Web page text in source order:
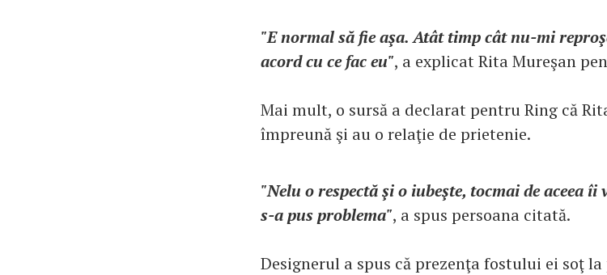
"E normal să fie aşa. Atât timp cât nu-mi
acord cu ce fac eu", a explicat Rita Mureşan
Mai mult, o sursă a declarat pentru Ring că
împreună şi au o relaţie de prietenie.
"Nelu o respectă şi o iubeşte, tocmai de aceea
s-a pus problema", a spus persoana citată.
Designerul a spus că prezenţa fostului ei soţ